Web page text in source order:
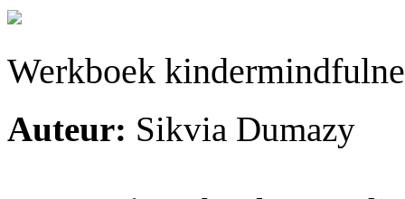
Werkboek
Auteur: Sikvia Dumazy